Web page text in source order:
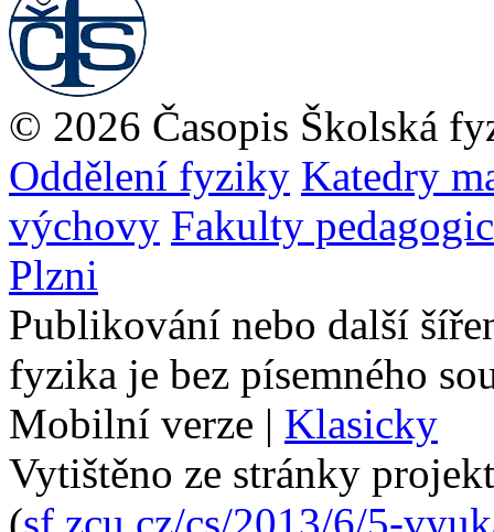
© 2026 Časopis Školská
Oddělení fyziky Katedry
výchovy Fakulty
Plzni
Publikování nebo další
fyzika je bez písemného
Mobilní verze | Klasicky
Vytištěno ze stránky
(sf.zcu.cz/cs/2013/6/5-